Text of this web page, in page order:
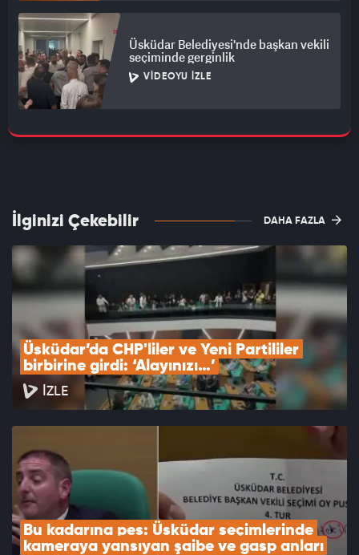
Üsküdar Belediyesi'nde başkan vekili
seçiminde gerginlik
VIDEOYU İZLE
İlginizi Çekebilir DAHA FAZLA
Üsküdar’da CHP'liler ve Yeni Partililer
birbirine girdi: ‘Alayınızı…’
İZLE
Bu kadarına pes: Üsküdar seçimlerinde
kameraya yansıyan şaibe ve gasp anları